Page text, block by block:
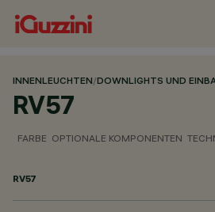
INNENLEUCHTEN/DOWNLIGHTS UND
RV57
FARBE OPTIONALE KOMPONENTEN
RV57